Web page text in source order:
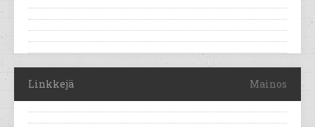
Linkkejä Mainos